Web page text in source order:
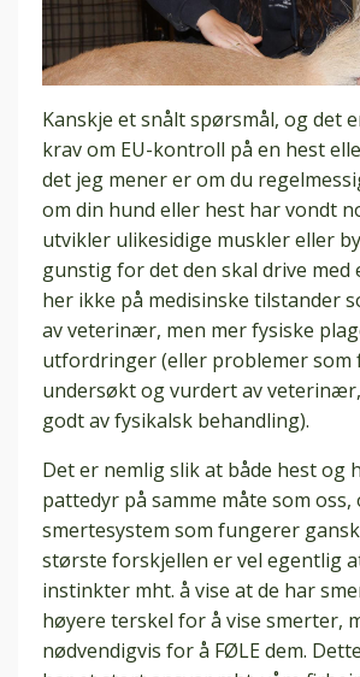
Kanskje et snålt spørsmål, og det
krav om EU-kontroll på en hest
det jeg mener er om du
om din hund eller hest har vondt
utvikler ulikesidige muskler eller
gunstig for det den skal drive med
her ikke på medisinske tilstander
av veterinær, men mer fysiske
utfordringer (eller problemer som
undersøkt og vurdert av
godt av fysikalsk behandling).
Det er nemlig slik at både hest og
pattedyr på samme måte som oss,
smertesystem som fungerer
største forskjellen er vel egentlig
instinkter mht. å vise at de har
høyere terskel for å vise smerter,
nødvendigvis for å FØLE dem.